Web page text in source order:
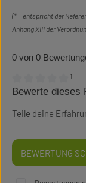
(* = entspricht der
Anhang XIII der
0 von 0
Durchschnittliche
¹
Bewerte dieses
Teile deine
BEWERTUNG